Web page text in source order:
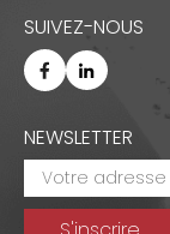
SUIVEZ-NOUS
NEWSLETTER